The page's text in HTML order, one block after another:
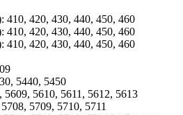
420, 430, 440, 450, 460
420, 430, 440, 450, 460
420, 430, 440, 450, 460
5440, 5450
5609, 5610, 5611, 5612, 5613
5709, 5710, 5711